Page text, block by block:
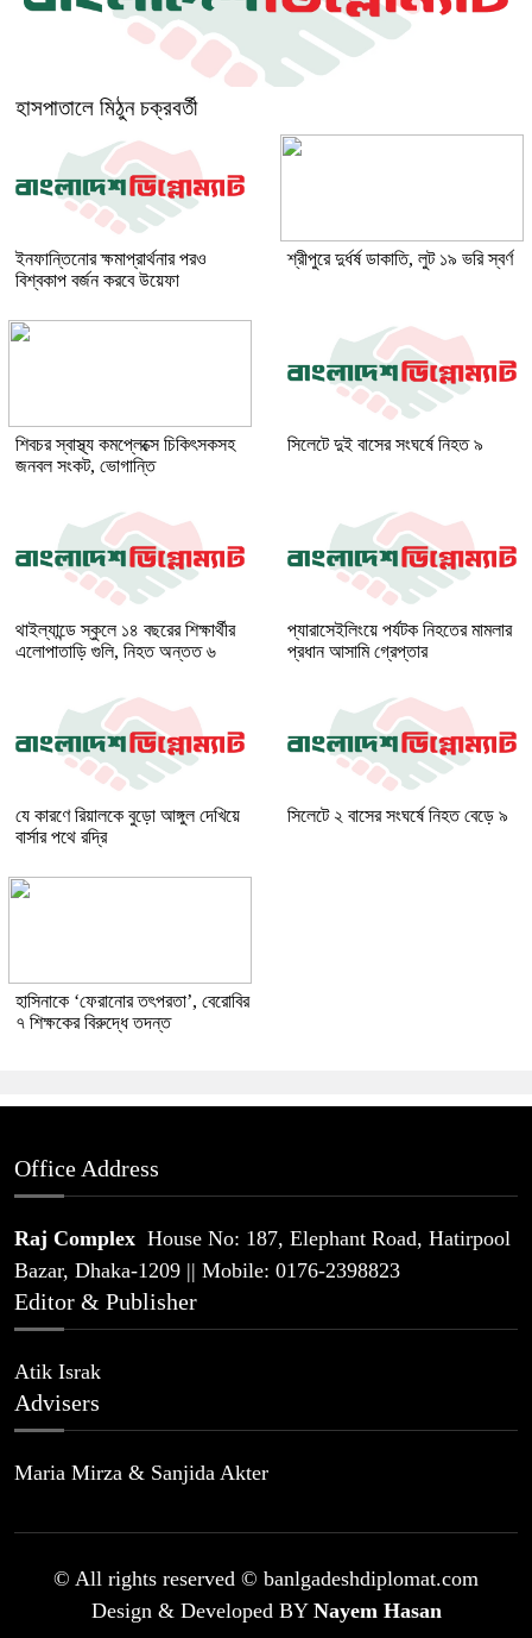
হাসপাতালে মিঠুন চক্রবর্তী
ইনফান্তিনোর ক্ষমাপ্রার্থনার পরও
বিশ্বকাপ বর্জন করবে উয়েফা
শ্রীপুরে দুর্ধর্ষ ডাকাতি, লুট ১৯ ভরি স্বর্ণ
শিবচর স্বাস্থ্য কমপ্লেক্সে চিকিৎসকসহ
জনবল সংকট, ভোগান্তি
সিলেটে দুই বাসের সংঘর্ষে নিহত ৯
থাইল্যান্ডে স্কুলে ১৪ বছরের শিক্ষার্থীর
এলোপাতাড়ি গুলি, নিহত অন্তত ৬
প্যারাসেইলিংয়ে পর্যটক নিহতের মামলার
প্রধান আসামি গ্রেপ্তার
যে কারণে রিয়ালকে বুড়ো আঙ্গুল দেখিয়ে
বার্সার পথে রদ্রি
সিলেটে ২ বাসের সংঘর্ষে নিহত বেড়ে ৯
হাসিনাকে ‘ফেরানোর তৎপরতা’, বেরোবির
৭ শিক্ষকের বিরুদ্ধে তদন্ত
Office Address
Raj Complex House No: 187, Elephant Road, Hatirpool
Bazar, Dhaka-1209 || Mobile: 0176-2398823
Editor & Publisher
Atik Israk
Advisers
Maria Mirza & Sanjida Akter
© All rights reserved © banlgadeshdiplomat.com
Design & Developed BY Nayem Hasan